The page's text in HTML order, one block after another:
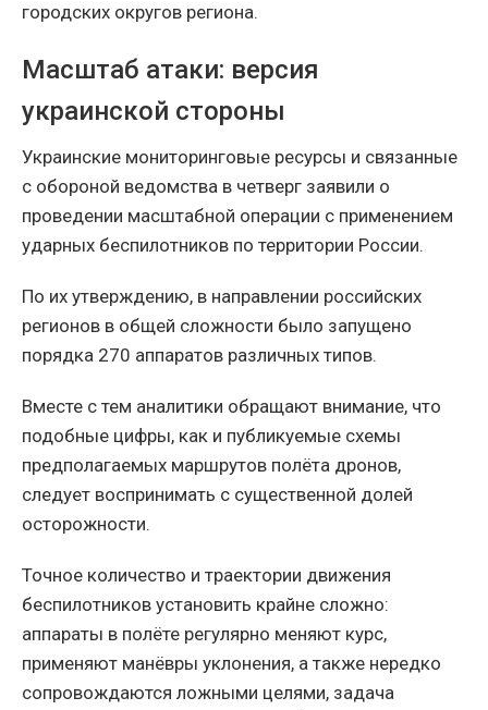
городских округов региона.
Масштаб атаки: версия
украинской стороны
Украинские мониторинговые ресурсы и связанные
с обороной ведомства в четверг заявили о
проведении масштабной операции с применением
ударных беспилотников по территории России.
По их утверждению, в направлении российских
регионов в общей сложности было запущено
порядка 270 аппаратов различных типов.
Вместе с тем аналитики обращают внимание, что
подобные цифры, как и публикуемые схемы
предполагаемых маршрутов полёта дронов,
следует воспринимать с существенной долей
осторожности.
Точное количество и траектории движения
беспилотников установить крайне сложно:
аппараты в полёте регулярно меняют курс,
применяют манёвры уклонения, а также нередко
сопровождаются ложными целями, задача